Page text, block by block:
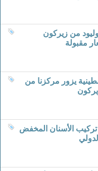
من زيركون
مقبولة
الفلسطينية يزور مركزنا من
الأسنان المخفض